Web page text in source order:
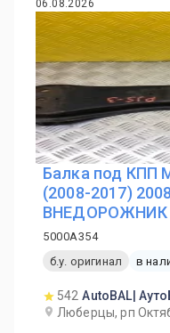
06.08.2026
Балка под КПП
(2008-2017)
ВНЕДОРОЖНИК
5000A354
б.у. оригинал
в
542 AutoBAL|
Люберцы, рп